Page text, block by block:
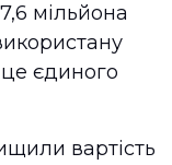
мільйона
це єдиного
вартість